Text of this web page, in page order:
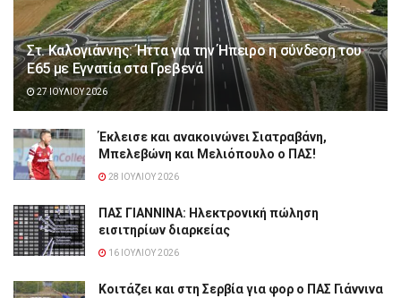
Στ. Καλογιάννης: Ήττα για την Ήπειρο η σύνδεση του
Ε65 με Εγνατία στα Γρεβενά
27 ΙΟΥΛΊΟΥ 2026
Έκλεισε και ανακοινώνει Σιατραβάνη,
Μπελεβώνη και Μελιόπουλο ο ΠΑΣ!
28 ΙΟΥΛΊΟΥ 2026
ΠΑΣ ΓΙΑΝΝΙΝΑ: Hλεκτρονική πώληση
εισιτηρίων διαρκείας
16 ΙΟΥΛΊΟΥ 2026
Κοιτάζει και στη Σερβία για φορ ο ΠΑΣ Γιάννινα